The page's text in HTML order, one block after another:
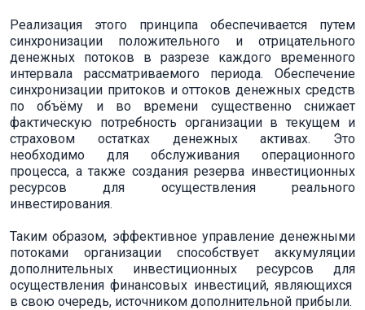
Реализация этого принципа обеспечивается путем
синхронизации положительного и отрицательного
денежных потоков в разрезе каждого временного
интервала рассматриваемого периода. Обеспечение
синхронизации притоков и оттоков денежных средств
по объёму и во времени существенно снижает
фактическую потребность организации в текущем и
страховом остатках денежных активах. Это
необходимо для обслуживания операционного
процесса, а также создания резерва инвестиционных
ресурсов для осуществления реального
инвестирования.
Таким образом, эффективное управление денежными
потоками организации способствует аккумуляции
дополнительных инвестиционных ресурсов для
осуществления финансовых инвестиций, являющихся
в свою очередь, источником дополнительной прибыли.